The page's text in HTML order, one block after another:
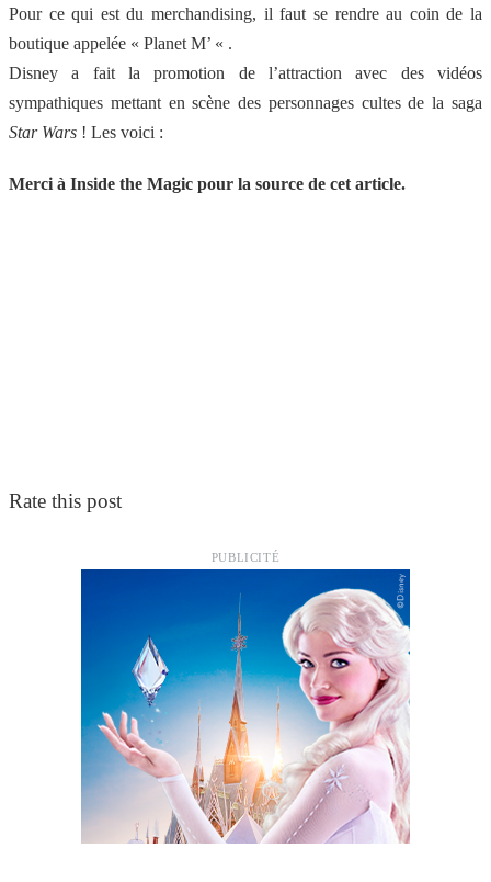
Pour ce qui est du merchandising, il faut se rendre au coin de la
boutique appelée « Planet M’ « .
Disney a fait la promotion de l’attraction avec des vidéos
sympathiques mettant en scène des personnages cultes de la saga
Star Wars ! Les voici :
Merci à Inside the Magic pour la source de cet article.
Rate this post
PUBLICITÉ